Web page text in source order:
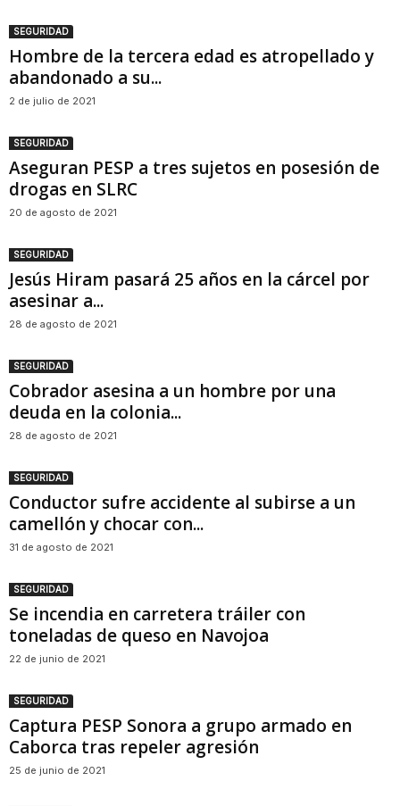
SEGURIDAD
Hombre de la tercera edad es atropellado y
abandonado a su...
2 de julio de 2021
SEGURIDAD
Aseguran PESP a tres sujetos en posesión de
drogas en SLRC
20 de agosto de 2021
SEGURIDAD
Jesús Hiram pasará 25 años en la cárcel por
asesinar a...
28 de agosto de 2021
SEGURIDAD
Cobrador asesina a un hombre por una
deuda en la colonia...
28 de agosto de 2021
SEGURIDAD
Conductor sufre accidente al subirse a un
camellón y chocar con...
31 de agosto de 2021
SEGURIDAD
Se incendia en carretera tráiler con
toneladas de queso en Navojoa
22 de junio de 2021
SEGURIDAD
Captura PESP Sonora a grupo armado en
Caborca tras repeler agresión
25 de junio de 2021